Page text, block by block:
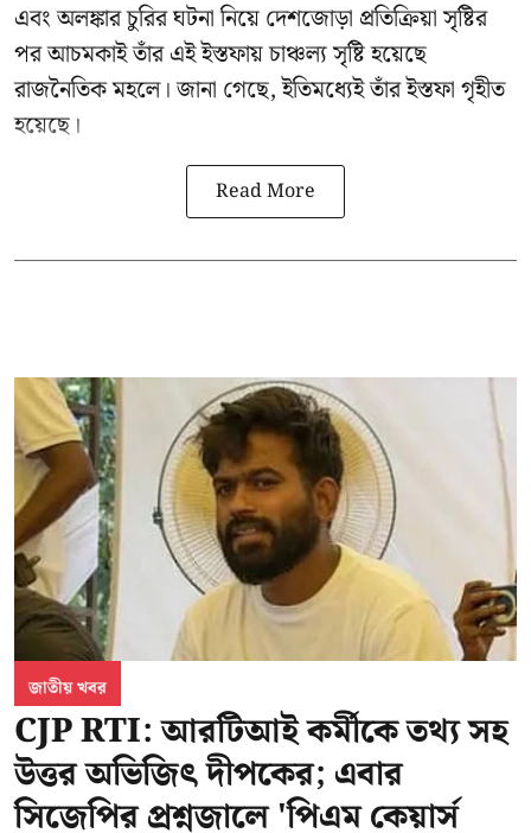
এবং অলঙ্কার চুরির ঘটনা নিয়ে দেশজোড়া প্রতিক্রিয়া সৃষ্টির
পর আচমকাই তাঁর এই ইস্তফায় চাঞ্চল্য সৃষ্টি হয়েছে
রাজনৈতিক মহলে। জানা গেছে, ইতিমধ্যেই তাঁর ইস্তফা গৃহীত
হয়েছে।
Read More
জাতীয় খবর
CJP RTI: আরটিআই কর্মীকে তথ্য সহ
উত্তর অভিজিৎ দীপকের; এবার
সিজেপির প্রশ্নজালে 'পিএম কেয়ার্স